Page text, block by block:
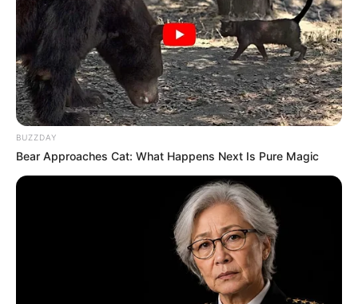
Estudo questiona uso rotineiro de betabloqueadores após
Remédio comum de infarto aumenta risco de morte feminina,
em 06.setembro.2025. Atualizado
Um ensaio clínico envolvendo mais de
8.500 pacientes em Espanha e Itáliaconcluiu que os
BUZZDAY
Bear Approaches Cat: What Happens Next Is Pure Magic